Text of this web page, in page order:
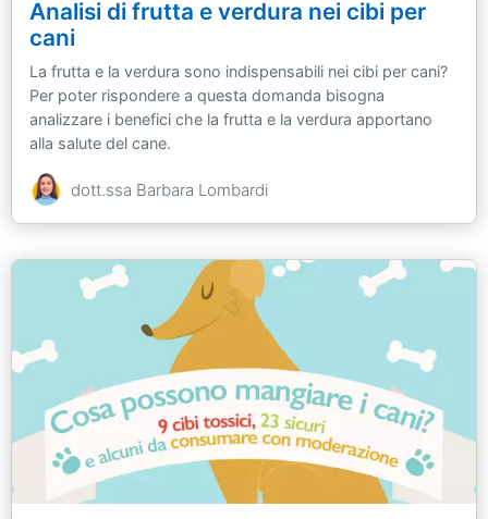
Analisi di frutta e verdura nei cibi per
cani
La frutta e la verdura sono indispensabili nei cibi per cani?
Per poter rispondere a questa domanda bisogna
analizzare i benefici che la frutta e la verdura apportano
alla salute del cane.
dott.ssa Barbara Lombardi